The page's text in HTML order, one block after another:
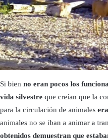
Si bien no eran pocos los
vida silvestre que creían que la
para la circulación de animales
animales no se iban a animar a
obtenidos demuestran que